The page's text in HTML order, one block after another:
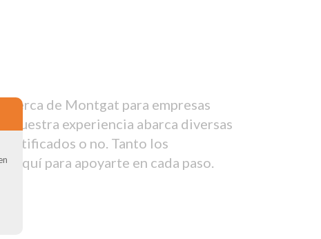
de Montgat para empresas
experiencia abarca diversas
o no. Tanto los
aquí para apoyarte en cada paso.